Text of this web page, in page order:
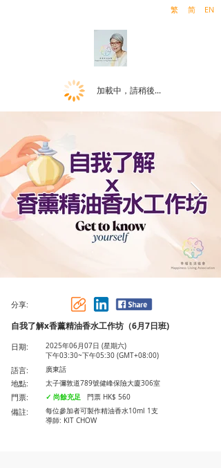
繁 简 EN
加載中，請稍後...
分享:
自我了解x香薰精油香水工作坊（6月7日班)
日期:
2025年06月07日 (星期六)
下午03:30~下午05:30 (GMT+08:00)
語言: 廣東話
地點: 太子彌敦道789號健峰保險大廈306室
門票: ✓ 尚餘充足 門票 HK$ 560
備註:
每位參加者可製作精油香水10ml 1支
導師: KIT CHOW